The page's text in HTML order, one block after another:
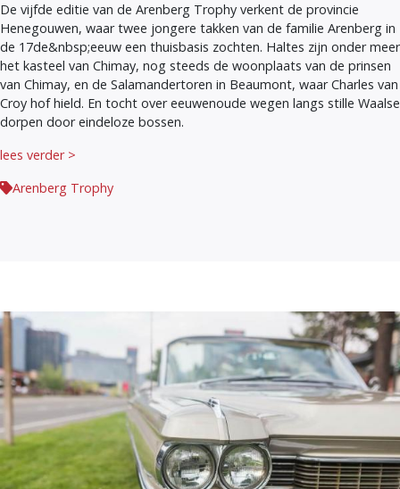
De vijfde editie van de Arenberg Trophy verkent de provincie
Henegouwen, waar twee jongere takken van de familie Arenberg in
de 17de&nbsp;eeuw een thuisbasis zochten. Haltes zijn onder meer
het kasteel van Chimay, nog steeds de woonplaats van de prinsen
van Chimay, en de Salamandertoren in Beaumont, waar Charles van
Croy hof hield. En tocht over eeuwenoude wegen langs stille Waalse
dorpen door eindeloze bossen.
lees verder >
Arenberg Trophy